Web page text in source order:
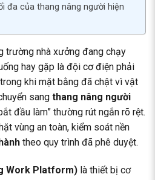
đa của thang nâng người hiện
trường nhà xưởng đang chạy
hay gặp là đội cơ điện phải
khi mặt bằng đã chật vì vật
sang thang nâng người
đầu làm” thường rút ngắn rõ rệt.
vùng an toàn, kiểm soát nền
theo quy trình đã phê duyệt.
Work Platform) là thiết bị cơ